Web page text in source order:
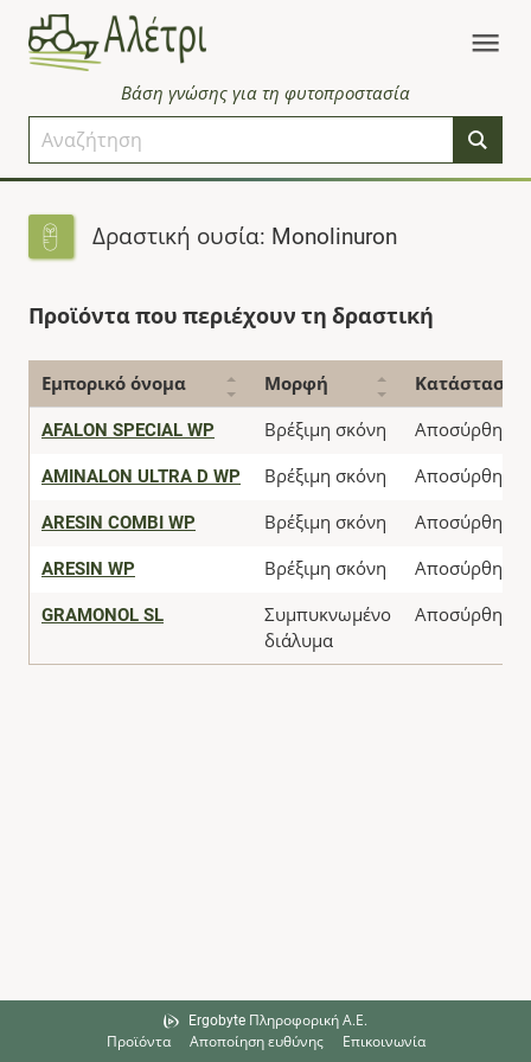
Βάση γνώσης για τη φυτοπροστασία
Δραστική ουσία: Monolinuron
Προϊόντα που περιέχουν τη δραστική
Εμπορικό όνομα Μορφή Κατάσταση
AFALON SPECIAL WP Βρέξιμη σκόνη Αποσύρθηκε
AMINALON ULTRA D WP Βρέξιμη σκόνη Αποσύρθηκε
ARESIN COMBI WP Βρέξιμη σκόνη Αποσύρθηκε
ARESIN WP Βρέξιμη σκόνη Αποσύρθηκε
GRAMONOL SL
Συμπυκνωμένο
διάλυμα
Αποσύρθηκε
Ergobyte Πληροφορική Α.Ε.
Προϊόντα
Αποποίηση ευθύνης Επικοινωνία